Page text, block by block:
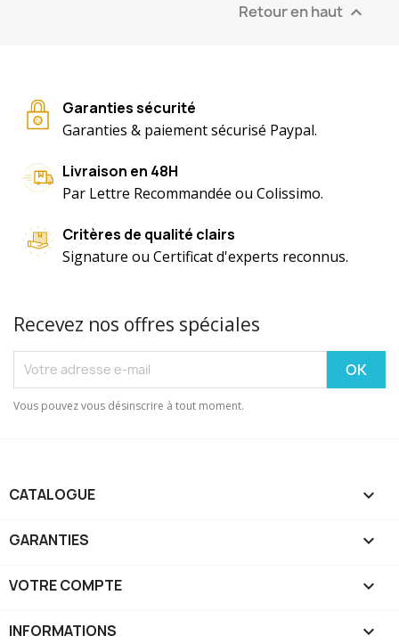
Retour en haut 
Garanties sécurité
Garanties & paiement sécurisé Paypal.
Livraison en 48H
Par Lettre Recommandée ou Colissimo.
Critères de qualité clairs
Signature ou Certificat d'experts reconnus.
Recevez nos offres spéciales
Vous pouvez vous désinscrire à tout moment.
CATALOGUE 
GARANTIES 
VOTRE COMPTE 
INFORMATIONS keyboard_arrow_down